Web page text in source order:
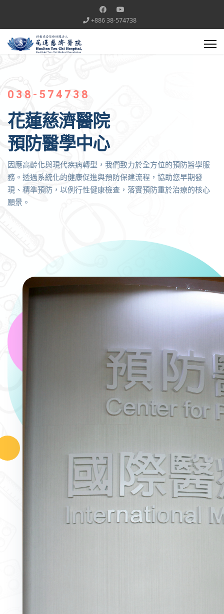
+886 38-574738
038-574738
花蓮慈濟醫院
預防醫學中心
因應高齡化與現代疾病轉型，我們致力於全方位的預防醫學服
務。透過系統化的健康促進與預防保建流程，協助您早期發
現、精準預防，以例行性健康檢查，落實預防重於治療的核心
願景。